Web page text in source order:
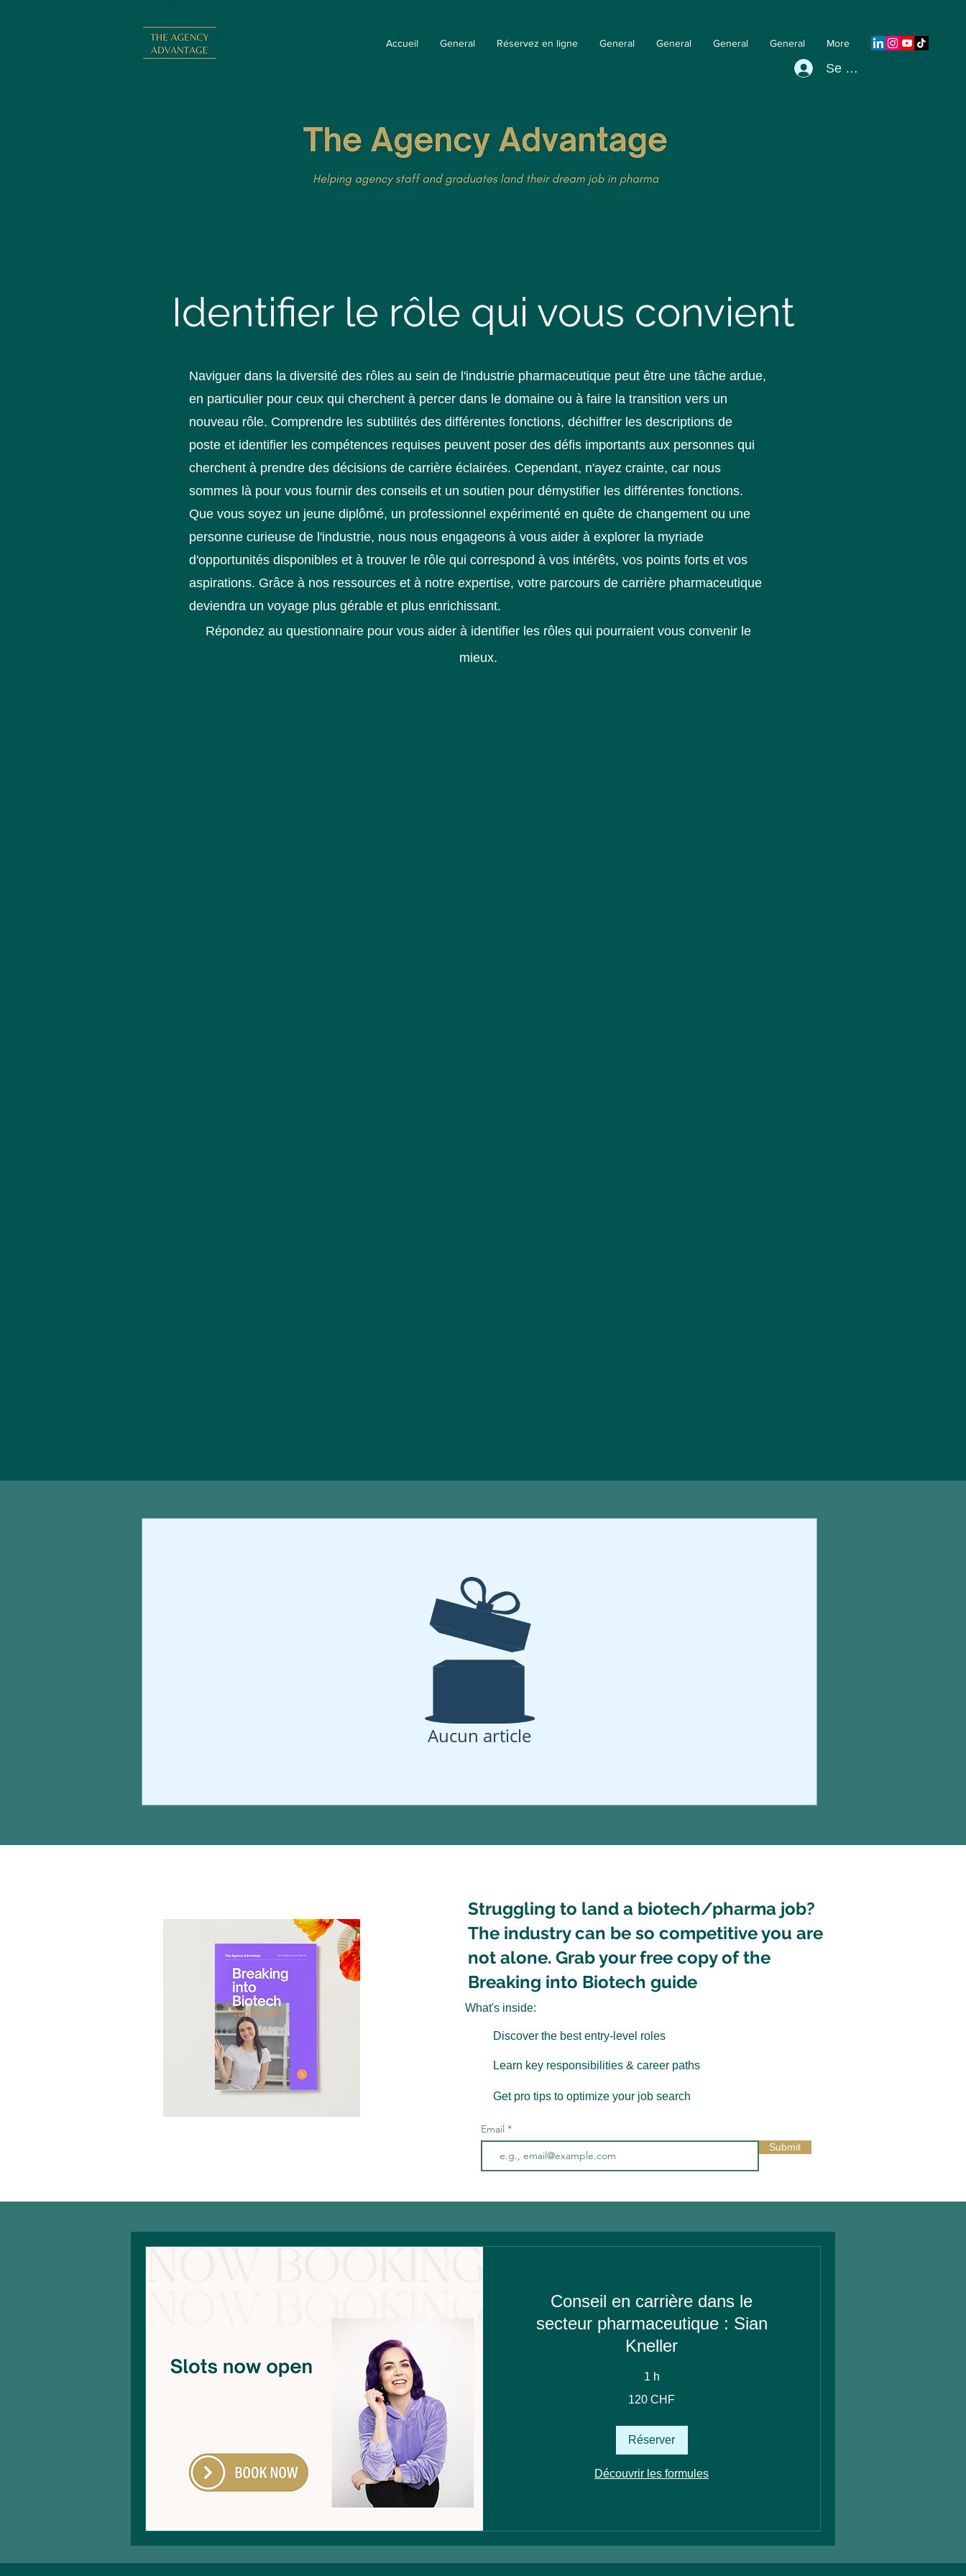
Accueil General Réservez en ligne General General General General More
Se connecter
Identifier le rôle qui vous convient
Naviguer dans la diversité des rôles au sein de l'industrie pharmaceutique peut être une tâche ardue,
en particulier pour ceux qui cherchent à percer dans le domaine ou à faire la transition vers un
nouveau rôle. Comprendre les subtilités des différentes fonctions, déchiffrer les descriptions de
poste et identifier les compétences requises peuvent poser des défis importants aux personnes qui
cherchent à prendre des décisions de carrière éclairées. Cependant, n'ayez crainte, car nous
sommes là pour vous fournir des conseils et un soutien pour démystifier les différentes fonctions.
Que vous soyez un jeune diplômé, un professionnel expérimenté en quête de changement ou une
personne curieuse de l'industrie, nous nous engageons à vous aider à explorer la myriade
d'opportunités disponibles et à trouver le rôle qui correspond à vos intérêts, vos points forts et vos
aspirations. Grâce à nos ressources et à notre expertise, votre parcours de carrière pharmaceutique
deviendra un voyage plus gérable et plus enrichissant.
Répondez au questionnaire pour vous aider à identifier les rôles qui pourraient vous convenir le
mieux.
Aucun article
Struggling to landa biotech/pharma job?
The industry can be so competitive you are
not alone. Grab your free copy of the
Breaking into Biotech guide
What's inside:
Discover the best entry-level roles
Learn key responsibilities & career paths
Get pro tips to optimize your job search
Email
Submit
Conseil en carrière dans le
secteur pharmaceutique : Sian
Kneller
1 h
120 CHF
Réserver
Découvrir les formules